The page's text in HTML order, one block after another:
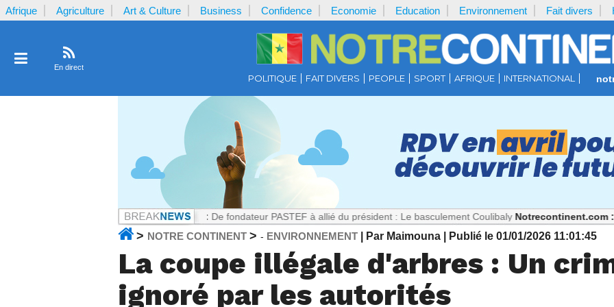
Afrique Agriculture Art & Culture Business Confidence Economie Education Environnement Fait divers
En direct
POLITIQUE FAIT DIVERS PEOPLE SPORT AFRIQUE INTERNATIONAL
Notrecontinent.com : De fondateur PASTEF à allié du président : Le basculement Coulibaly Notrecontinent.com : Théorie
> NOTRE CONTINENT > - ENVIRONNEMENT | Par Maimouna | Publié le 01/01/2026 11:01:45
La coupe illégale d'arbres : Un
ignoré par les autorités